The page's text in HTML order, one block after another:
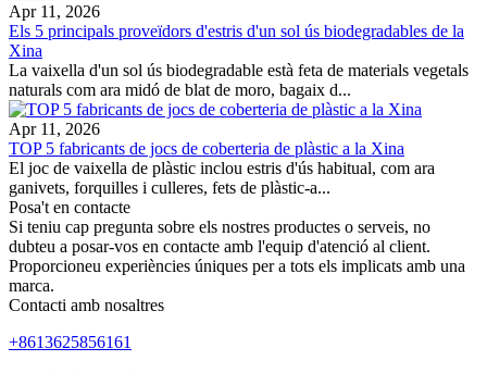
Apr 11, 2026
Els 5 principals proveïdors d'estris d'un sol ús biodegradables de la
Xina
La vaixella d'un sol ús biodegradable està feta de materials vegetals
naturals com ara midó de blat de moro, bagaix d...
Apr 11, 2026
TOP 5 fabricants de jocs de coberteria de plàstic a la Xina
El joc de vaixella de plàstic inclou estris d'ús habitual, com ara
ganivets, forquilles i culleres, fets de plàstic-a...
Posa't en contacte
Si teniu cap pregunta sobre els nostres productes o serveis, no
dubteu a posar-vos en contacte amb l'equip d'atenció al client.
Proporcioneu experiències úniques per a tots els implicats amb una
marca.
Contacti amb nosaltres
+8613625856161